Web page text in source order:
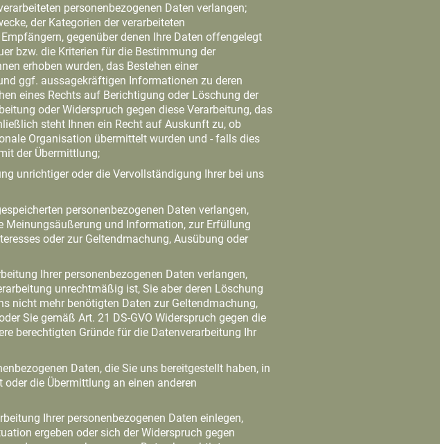
personenbezogenen Daten verlangen;
der Kategorien der verarbeiteten
gegenüber denen Ihre Daten offengelegt
bzw. die Kriterien für die Bestimmung der
erhoben wurden, das Bestehen einer
ggf. aussagekräftigen Informationen zu deren
eines Rechts auf Berichtigung oder Löschung der
oder Widerspruch gegen diese Verarbeitung, das
steht Ihnen ein Recht auf Auskunft zu, ob
Organisation übermittelt wurden und - falls dies
der Übermittlung;
unrichtiger oder die Vervollständigung Ihrer bei uns
personenbezogenen Daten verlangen,
Meinungsäußerung und Information, zur Erfüllung
oder zur Geltendmachung, Ausübung oder
Ihrer personenbezogenen Daten verlangen,
unrechtmäßig ist, Sie aber deren Löschung
nicht mehr benötigten Daten zur Geltendmachung,
Sie gemäß Art. 21 DS-GVO Widerspruch gegen die
berechtigten Gründe für die Datenverarbeitung Ihr
Daten, die Sie uns bereitgestellt haben, in
die Übermittlung an einen anderen
Ihrer personenbezogenen Daten einlegen,
ergeben oder sich der Widerspruch gegen